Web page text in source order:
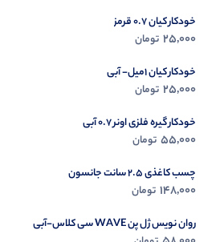
خودکار کیان 0.7 قرمز
25,000 تومان
خودکار کیان 1میل- آبی
25,000 تومان
خودکار گیره فلزی اونر 0.7 آبی
55,000 تومان
چسب کاغذی 2.5 سانت جانسون
148,000 تومان
روان نویس ژل پن WAVE سی کلاس-آبی